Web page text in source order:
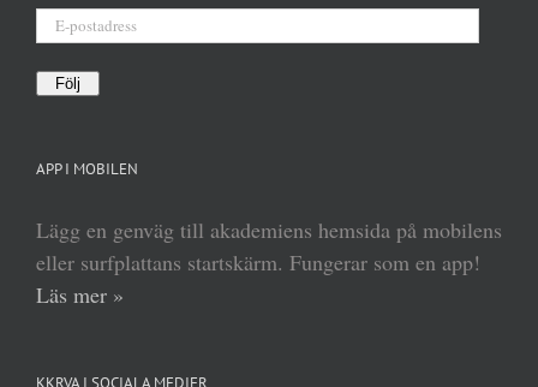
postadress
Följ
APP I MOBILEN
Lägg en genväg till akademiens hemsida på mobilens
eller surfplattans startskärm. Fungerar som en app!
Läs mer »
KKRVA I SOCIALA MEDIER